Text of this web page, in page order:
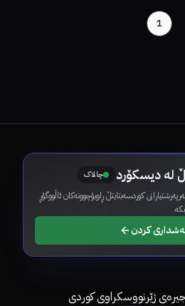
1
لە دیسکۆرد چالاک
کوردسەبتایتڵ ڕاوبۆچوونەکان ئاڵووگۆڕ
کردن
ژێرنووسکراوی کوردی